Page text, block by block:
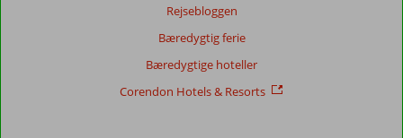
Rejsebloggen
Bæredygtig ferie
Bæredygtige hoteller
Corendon Hotels & Resorts